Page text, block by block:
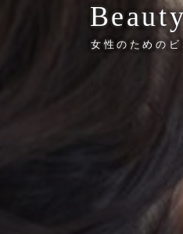
女性のための